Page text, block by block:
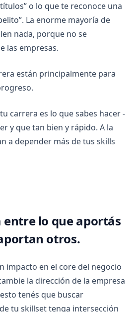
o lo que te reconoce una
La enorme mayoría de
nada, porque no se
las empresas.
están principalmente para
carrera es lo que sabes hacer -
y que tan bien y rápido. A la
a depender más de tus skills
entre lo que aportás
otros.
impacto en el core del negocio
la dirección de la empresa
tenés que buscar
tu skillset tenga intersección